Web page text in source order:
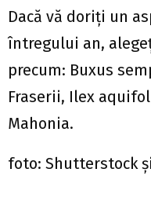
Dacă vă doriţi un
întregului an,
precum: Buxus
Fraserii, Ilex
Mahonia.
foto: Shutterstock